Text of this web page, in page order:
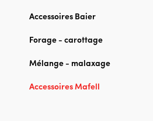
Accessoires Baier
Forage - carottage
Mélange - malaxage
Accessoires Mafell